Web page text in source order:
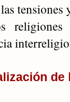
tensiones
religiones
de